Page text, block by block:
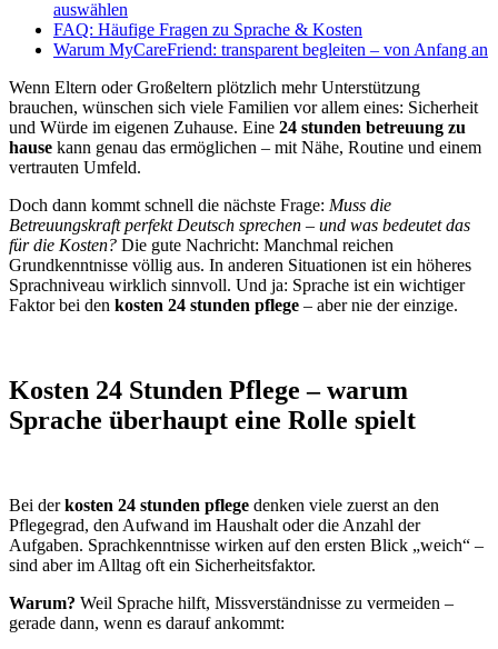
auswählen
FAQ: Häufige Fragen zu Sprache & Kosten
Warum MyCareFriend: transparent begleiten – von Anfang an
Wenn Eltern oder Großeltern plötzlich mehr Unterstützung
brauchen, wünschen sich viele Familien vor allem eines: Sicherheit
und Würde im eigenen Zuhause. Eine 24 stunden betreuung zu
hause kann genau das ermöglichen – mit Nähe, Routine und einem
vertrauten Umfeld.
Doch dann kommt schnell die nächste Frage: Muss die
Betreuungskraft perfekt Deutsch sprechen – und was bedeutet das
für die Kosten? Die gute Nachricht: Manchmal reichen
Grundkenntnisse völlig aus. In anderen Situationen ist ein höheres
Sprachniveau wirklich sinnvoll. Und ja: Sprache ist ein wichtiger
Faktor bei den kosten 24 stunden pflege – aber nie der einzige.
Kosten 24 Stunden Pflege – warum
Sprache überhaupt eine Rolle spielt
Bei derkosten 24 stunden pflege denken viele zuerst an den
Pflegegrad, den Aufwand im Haushalt oder die Anzahl der
Aufgaben. Sprachkenntnisse wirken auf den ersten Blick „weich“ –
sind aber im Alltag oft ein Sicherheitsfaktor.
Warum? Weil Sprache hilft, Missverständnisse zu vermeiden –
gerade dann, wenn es darauf ankommt: